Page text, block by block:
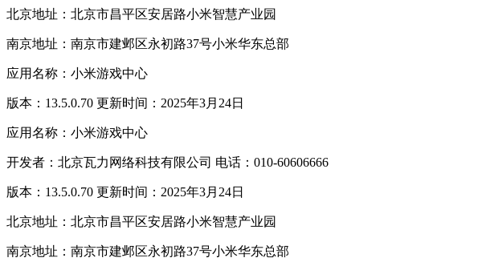
北京地址：北京市昌平区安居路小米智慧产业园
南京地址：南京市建邺区永初路37号小米华东总部
应用名称：小米游戏中心
版本：13.5.0.70 更新时间：2025年3月24日
应用名称：小米游戏中心
开发者：北京瓦力网络科技有限公司 电话：010-60606666
版本：13.5.0.70 更新时间：2025年3月24日
北京地址：北京市昌平区安居路小米智慧产业园
南京地址：南京市建邺区永初路37号小米华东总部